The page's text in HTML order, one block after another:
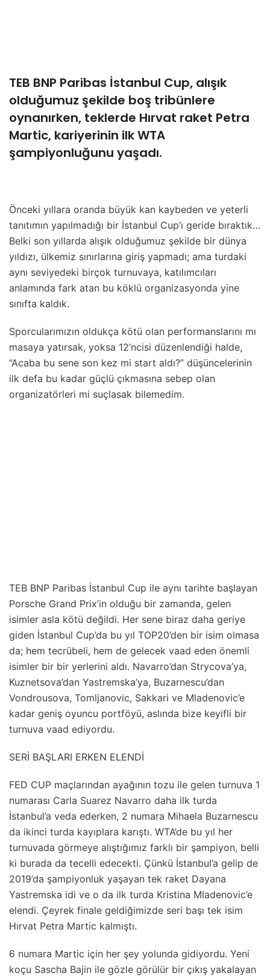
TEB BNP Paribas İstanbul Cup, alışık
olduğumuz şekilde boş tribünlere
oynanırken, teklerde Hırvat raket Petra
Martic, kariyerinin ilk WTA
şampiyonluğunu yaşadı.
Önceki yıllara oranda büyük kan kaybeden ve yeterli
tanıtımın yapılmadığı bir İstanbul Cup’ı geride bıraktık…
Belki son yıllarda alışık olduğumuz şekilde bir dünya
yıldızı, ülkemiz sınırlarına giriş yapmadı; ama turdaki
aynı seviyedeki birçok turnuvaya, katılımcıları
anlamında fark atan bu köklü organizasyonda yine
sınıfta kaldık.
Sporcularımızın oldukça kötü olan performanslarını mı
masaya yatırsak, yoksa 12’ncisi düzenlendiği halde,
“Acaba bu sene son kez mi start aldı?” düşüncelerinin
ilk defa bu kadar güçlü çıkmasına sebep olan
organizatörleri mi suçlasak bilemedim.
TEB BNP Paribas İstanbul Cup ile aynı tarihte başlayan
Porsche Grand Prix’in olduğu bir zamanda, gelen
isimler asla kötü değildi. Her sene biraz daha geriye
giden İstanbul Cup’da bu yıl TOP20’den bir isim olmasa
da; hem tecrübeli, hem de gelecek vaad eden önemli
isimler bir bir yerlerini aldı. Navarro’dan Strycova’ya,
Kuznetsova’dan Yastremska’ya, Buzarnescu’dan
Vondrousova, Tomljanovic, Sakkari ve Mladenovic’e
kadar geniş oyuncu portföyü, aslında bize keyifli bir
turnuva vaad ediyordu.
SERİ BAŞLARI ERKEN ELENDİ
FED CUP maçlarından ayağının tozu ile gelen turnuva 1
numarası Carla Suarez Navarro daha ilk turda
İstanbul’a veda ederken, 2 numara Mihaela Buzarnescu
da ikinci turda kayıplara karıştı. WTA’de bu yıl her
turnuvada görmeye alıştığımız farklı bir şampiyon, belli
ki burada da tecelli edecekti. Çünkü İstanbul’a gelip de
2019’da şampiyonluk yaşayan tek raket Dayana
Yastremska idi ve o da ilk turda Kristina Mladenovic’e
elendi. Çeyrek finale geldiğimizde seri başı tek isim
Hırvat Petra Martic kalmıştı.
6 numara Martic için her şey yolunda gidiyordu. Yeni
koçu Sascha Bajin ile gözle görülür bir çıkış yakalayan